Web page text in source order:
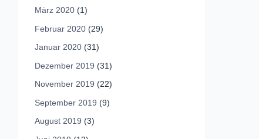
März 2020 (1)
Februar 2020 (29)
Januar 2020 (31)
Dezember 2019 (31)
November 2019 (22)
September 2019 (9)
August 2019 (3)